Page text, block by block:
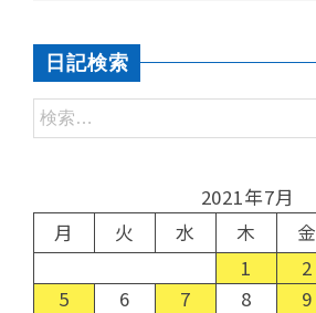
日記検索
2021年7月
月
火 水 木 金
1
2
5
6 7 8 9